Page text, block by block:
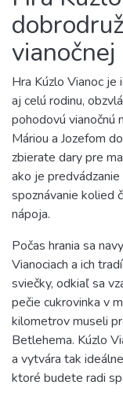
Hra Kúzlo Vianoc je
aj celú rodinu,
pohodovú vianočnú
Máriou a Jozefom
zbierate dary pre
ako je predvádzanie
spoznávanie kolied
nápoja.
Počas hrania sa
Vianociach a ich
sviečky, odkiaľ sa
pečie cukrovinka v
kilometrov museli
Betlehema. Kúzlo
a vytvára tak
ktoré budete radi